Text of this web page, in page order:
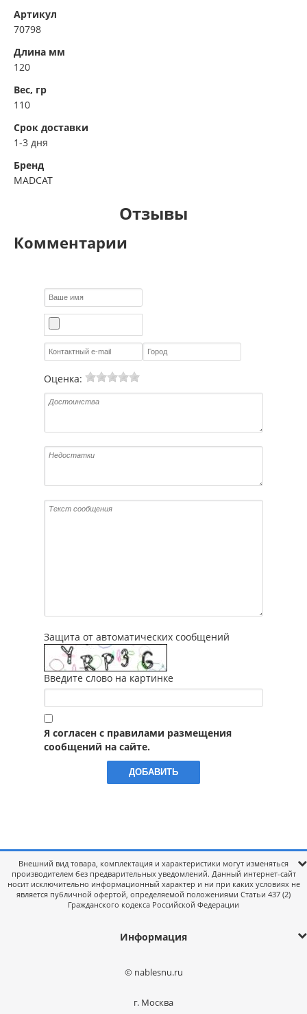
Артикул
70798
Длина мм
120
Вес, гр
110
Срок доставки
1-3 дня
Бренд
MADCAT
Отзывы
Комментарии
Оценка:
Защита от автоматических сообщений
Введите слово на картинке
Я согласен с правилами размещения
сообщений на сайте.
Внешний вид товара, комплектация и характеристики могут изменяться
производителем без предварительных уведомлений. Данный интернет-сайт
носит исключительно информационный характер и ни при каких условиях не
является публичной офертой, определяемой положениями Статьи 437 (2)
Гражданского кодекса Российской Федерации
Информация
© nablesnu.ru
г. Москва